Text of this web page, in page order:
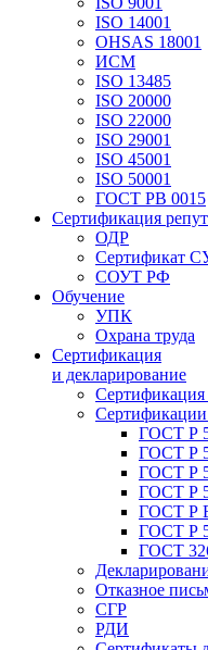
ISO 14001
OHSAS 18001
ИСМ
ISO 13485
ISO 20000
ISO 22000
ISO 29001
ISO 45001
ISO 50001
ГОСТ РВ 0015
Сертификация
ОДР
Сертификат
СОУТ РФ
Обучение
УПК
Охрана труда
Сертификация
и декларирование
Сертификации
ГОСТ Р
ГОСТ Р
ГОСТ Р
ГОСТ Р
ГОСТ Р
ГОСТ Р
ГОСТ
Отказное
СГР
РДИ